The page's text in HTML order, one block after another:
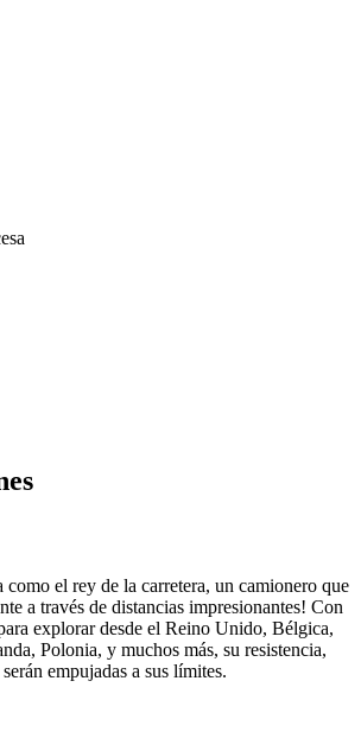
el rey de la carretera, un camionero que
a través de distancias impresionantes! Con
explorar desde el Reino Unido, Bélgica,
Polonia, y muchos más, su resistencia,
empujadas a sus límites.